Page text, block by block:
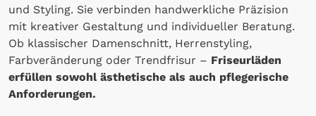
und Styling. Sie verbinden handwerkliche Präzision
mit kreativer Gestaltung und individueller Beratung.
Ob klassischer Damenschnitt, Herrenstyling,
Farbveränderung oder Trendfrisur – Friseurläden
erfüllen sowohl ästhetische als auch pflegerische
Anforderungen.